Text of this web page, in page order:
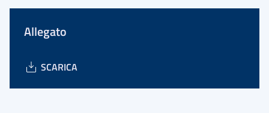
Allegato
SCARICA